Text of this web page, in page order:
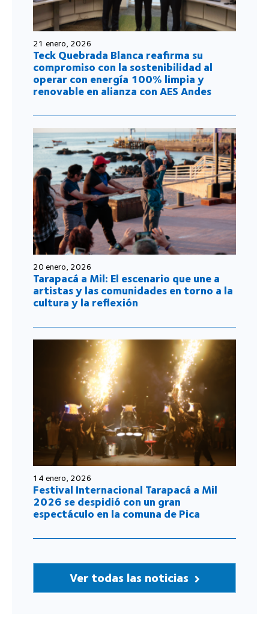
21 enero, 2026
Teck Quebrada Blanca reafirma su
compromiso con la sostenibilidad al
operar con energía 100% limpia y
renovable en alianza con AES Andes
20 enero, 2026
Tarapacá a Mil: El escenario que une a
artistas y las comunidades en torno a la
cultura y la reflexión
14 enero, 2026
Festival Internacional Tarapacá a Mil
2026 se despidió con un gran
espectáculo en la comuna de Pica
Ver todas las noticias